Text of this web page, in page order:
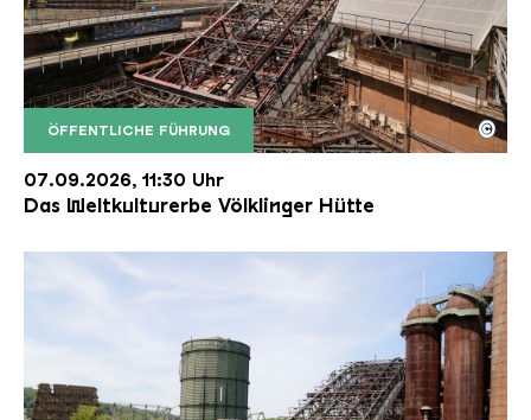
ÖFFENTLICHE FÜHRUNG
Der Erzschrägaufzug der Völklinger Hütte mit
Copyright: Weltkulturerbe Völklinger Hütte | Karl
©
07.09.2026, 11:30 Uhr
Das Weltkulturerbe Völklinger Hütte